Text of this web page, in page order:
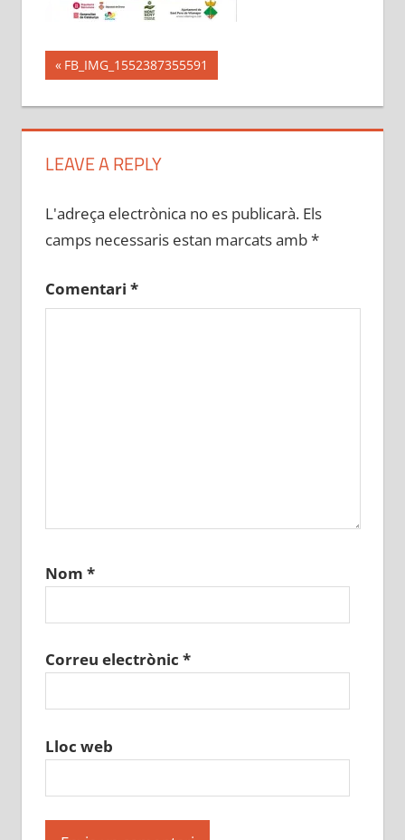
Navegació
d'entrades
Previous
Post:
FB_IMG_1552387355591
LEAVE A REPLY
L'adreça electrònica no es publicarà. Els
camps necessaris estan marcats amb*
Comentari *
Nom *
Correu electrònic *
Lloc web